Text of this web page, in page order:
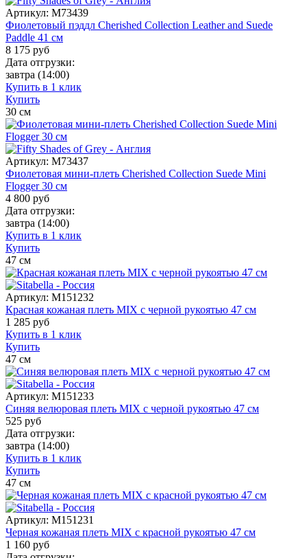
Артикул: M73439
Фиолетовый пэддл Cherished Collection Leather and Suede
Paddle 41 см
8 175 руб
Дата отгрузки:
завтра (14:00)
Купить в 1 клик
Купить
30 см
Артикул: M73437
Фиолетовая мини-плеть Cherished Collection Suede Mini
Flogger 30 см
4 800 руб
Дата отгрузки:
завтра (14:00)
Купить в 1 клик
Купить
47 см
Артикул: M151232
Красная кожаная плеть MIX с черной рукоятью 47 см
1 285 руб
Купить в 1 клик
Купить
47 см
Артикул: M151233
Синяя велюровая плеть MIX с черной рукоятью 47 см
525 руб
Дата отгрузки:
завтра (14:00)
Купить в 1 клик
Купить
47 см
Артикул: M151231
Черная кожаная плеть MIX с красной рукоятью 47 см
1 160 руб